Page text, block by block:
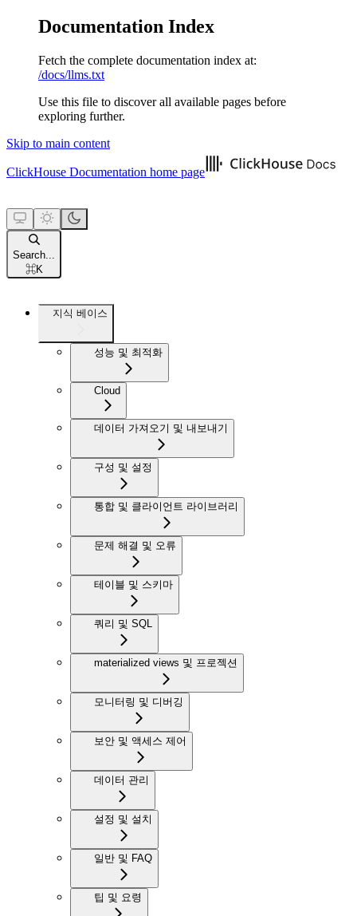
Documentation Index
Fetch the complete documentation index at:
/docs/llms.txt
Use this file to discover all available pages before
exploring further.
Skip to main content
ClickHouse Documentation home page
Search...
⌘K
지식 베이스
성능 및 최적화
Cloud
데이터 가져오기 및 내보내기
구성 및 설정
통합 및 클라이언트 라이브러리
문제 해결 및 오류
테이블 및 스키마
쿼리 및 SQL
materialized views 및 프로젝션
모니터링 및 디버깅
보안 및 액세스 제어
데이터 관리
설정 및 설치
일반 및 FAQ
팁 및 요령